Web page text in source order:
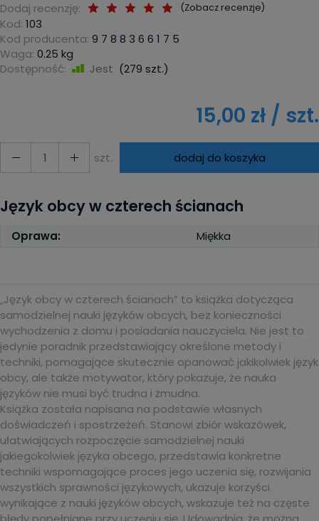
Dodaj recenzję:
(Zobacz recenzje)
Kod: 103
Kod producenta: 9 7 8 8 3 6 6 1 7 5
Waga: 0.25 kg
Dostępność:
Jest (279 szt.)
15,00 zł / szt.
szt. dodaj do koszyka
Język obcy w czterech ścianach
Oprawa: Miękka
„Język obcy w czterech ścianach” to książka dotycząca
samodzielnej nauki języków obcych, bez konieczności
wychodzenia z domu i posiadania nauczyciela. Nie jest to
jedynie poradnik przedstawiający określone metody i
techniki, pomagające skutecznie opanować jakikolwiek język
obcy, ale także motywator, który pokazuje, że nauka
języków nie musi być trudna i żmudna.
Książka została napisana na podstawie własnych
doświadczeń i spostrzeżeń. Stanowi zbiór wskazówek,
ułatwiających rozpoczęcie samodzielnej nauki
jakiegokolwiek języka obcego, przedstawia konkretne
techniki wspomagające proces jego uczenia się, rozwijania
wszystkich sprawności językowych, ukazuje korzyści
wynikające z nauki języków obcych, wskazuje też na częste